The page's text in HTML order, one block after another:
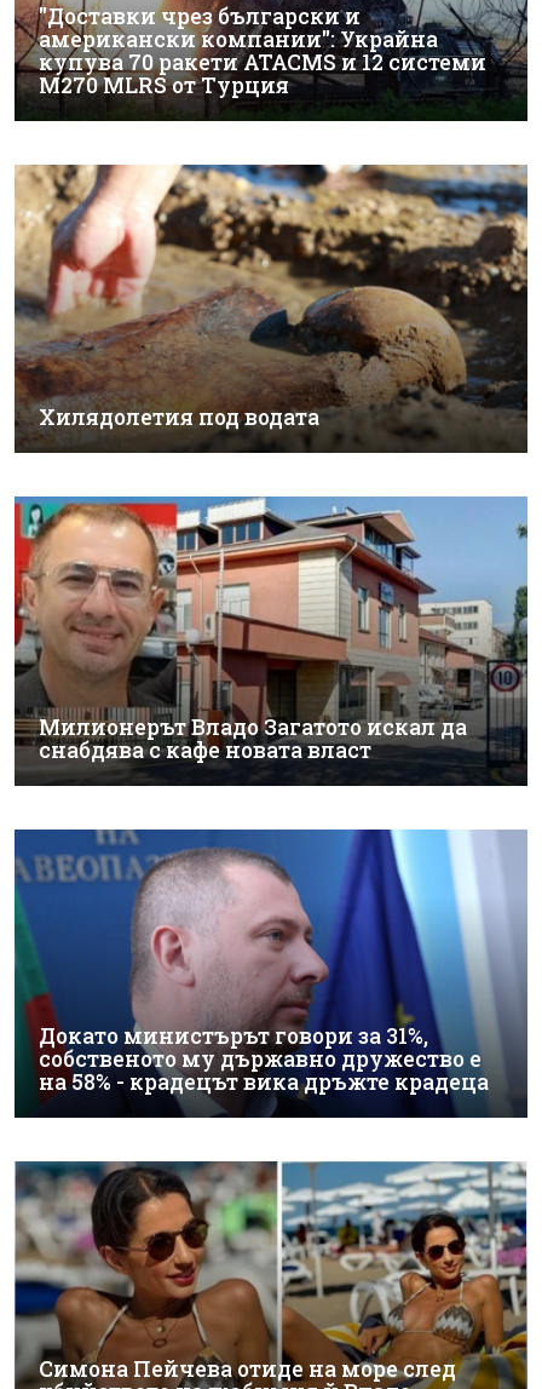
"Доставки чрез български и
американски компании": Украйна
купува 70 ракети ATACMS и 12 системи
M270 MLRS от Турция
Хилядолетия под водата
Милионерът Владо Загатото искал да
снабдява с кафе новата власт
Докато министърът говори за 31%,
собственото му държавно дружество е
на 58% - крадецът вика дръжте крадеца
Симона Пейчева отиде на море след